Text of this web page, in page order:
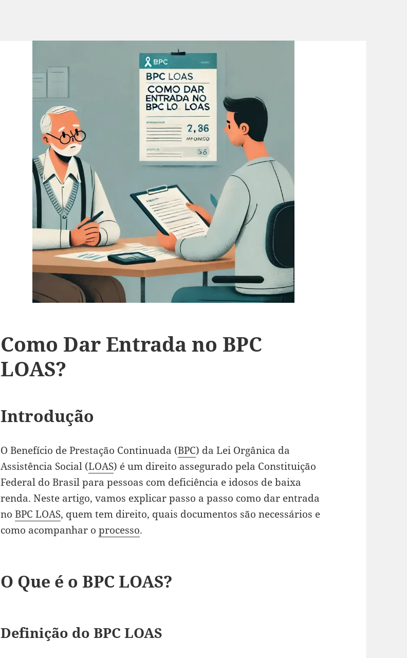
Como Dar Entrada no BPC
LOAS?
Introdução
O Benefício de Prestação Continuada (BPC) da Lei Orgânica da
Assistência Social (LOAS) é um direito assegurado pela Constituição
Federal do Brasil para pessoas com deficiência e idosos de baixa
renda. Neste artigo, vamos explicar passo a passo como dar entrada
noBPC LOAS, quem tem direito, quais documentos são necessários e
como acompanhar oprocesso.
O Que é o BPC LOAS?
Definição do BPC LOAS